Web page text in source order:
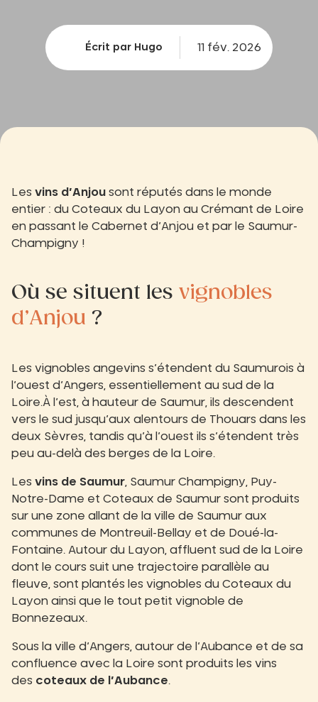
Écrit par Hugo 11 fév. 2026
Les vins d’Anjou sont réputés dans le monde
entier : du Coteaux du Layon au Crémant de Loire
en passant le Cabernet d’Anjou et par le Saumur-
Champigny !
Où se situent les vignobles
d’Anjou ?
Les vignobles angevins s’étendent du Saumurois à
l’ouest d’Angers, essentiellement au sud de la
Loire.À l’est, à hauteur de Saumur, ils descendent
vers le sud jusqu’aux alentours de Thouars dans les
deux Sèvres, tandis qu’à l’ouest ils s’étendent très
peu au-delà des berges de la Loire.
Les vins de Saumur , Saumur Champigny, Puy-
Notre-Dame et Coteaux de Saumur sont produits
sur une zone allant de la ville de Saumur aux
communes de Montreuil-Bellay et de Doué-la-
Fontaine. Autour du Layon, affluent sud de la Loire
dont le cours suit une trajectoire parallèle au
fleuve, sont plantés les vignobles du Coteaux du
Layon ainsi que le tout petit vignoble de
Bonnezeaux.
Sous la ville d’Angers, autour de l’Aubance et de sa
confluence avec la Loire sont produits les vins
des coteaux de l’Aubance.